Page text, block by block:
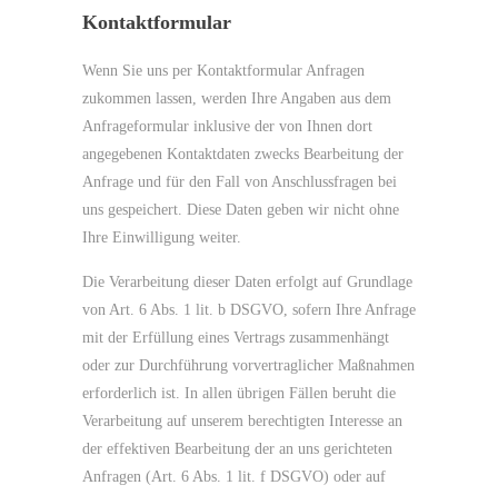
Kontaktformular
Wenn Sie uns per Kontaktformular Anfragen
zukommen lassen, werden Ihre Angaben aus dem
Anfrageformular inklusive der von Ihnen dort
angegebenen Kontaktdaten zwecks Bearbeitung der
Anfrage und für den Fall von Anschlussfragen bei
uns gespeichert. Diese Daten geben wir nicht ohne
Ihre Einwilligung weiter.
Die Verarbeitung dieser Daten erfolgt auf Grundlage
von Art. 6 Abs. 1 lit. b DSGVO, sofern Ihre Anfrage
mit der Erfüllung eines Vertrags zusammenhängt
oder zur Durchführung vorvertraglicher Maßnahmen
erforderlich ist. In allen übrigen Fällen beruht die
Verarbeitung auf unserem berechtigten Interesse an
der effektiven Bearbeitung der an uns gerichteten
Anfragen (Art. 6 Abs. 1 lit. f DSGVO) oder auf